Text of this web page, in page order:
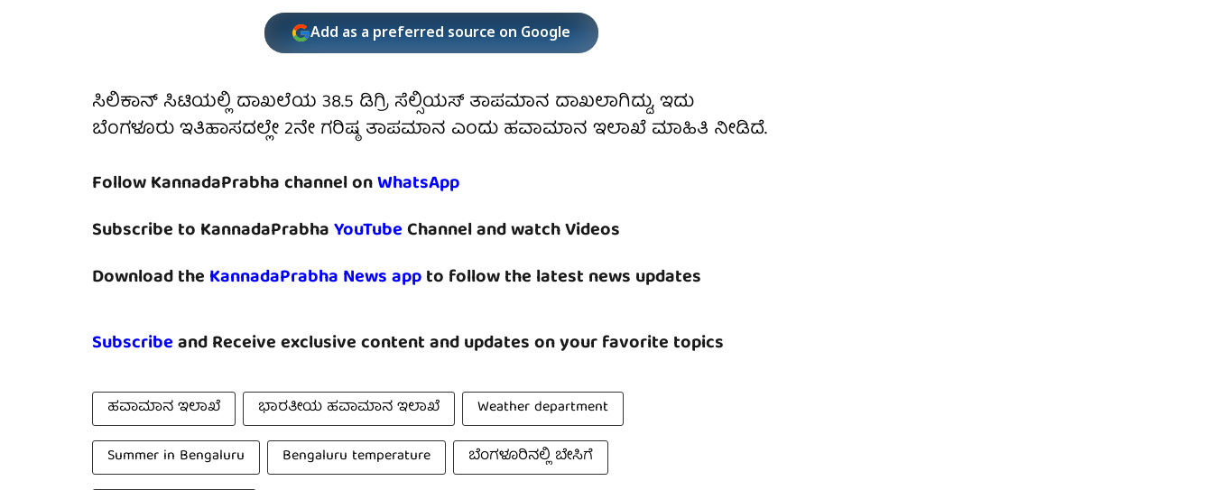
Add as a preferred source on Google
ಸಿಲಿಕಾನ್‌ ಸಿಟಿಯಲ್ಲಿ ದಾಖಲೆಯ 38.5 ಡಿಗ್ರಿ ಸೆಲ್ಸಿಯಸ್‌ ತಾಪಮಾನ ದಾಖಲಾಗಿದ್ದು, ಇದು
ಬೆಂಗಳೂರು ಇತಿಹಾಸದಲ್ಲೇ 2ನೇ ಗರಿಷ್ಠ ತಾಪಮಾನ ಎಂದು ಹವಾಮಾನ ಇಲಾಖೆ ಮಾಹಿತಿ ನೀಡಿದೆ.
Follow KannadaPrabha channel onWhatsApp
Subscribe to KannadaPrabhaYouTubeChannel and watch Videos
Download the KannadaPrabha News appto follow the latest news updates
Subscribeand Receive exclusive content and updates on your favorite topics
ಹವಾಮಾನ ಇಲಾಖೆ ಭಾರತೀಯ ಹವಾಮಾನ ಇಲಾಖೆ
Weather department
Summer in Bengaluru
Bengaluru temperature ಬೆಂಗಳೂರಿನಲ್ಲಿ ಬೇಸಿಗೆ